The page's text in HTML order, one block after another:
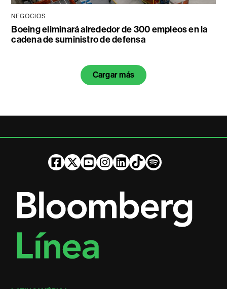
NEGOCIOS
Boeing eliminará alrededor de 300 empleos en la
cadena de suministro de defensa
Cargar más